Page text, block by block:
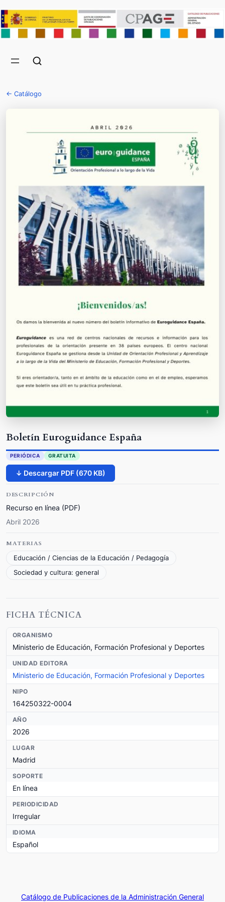
← Catálogo
Boletín Euroguidance España
PERIÓDICA GRATUITA
↓ Descargar PDF (670 KB)
DESCRIPCIÓN
Recurso en línea (PDF)
Abril 2026
MATERIAS
Educación / Ciencias de la Educación / Pedagogía
Sociedad y cultura: general
FICHA TÉCNICA
ORGANISMO
Ministerio de Educación, Formación Profesional y Deportes
UNIDAD EDITORA
Ministerio de Educación, Formación Profesional y Deportes
NIPO
164250322-0004
AÑO
2026
LUGAR
Madrid
SOPORTE
En línea
PERIODICIDAD
Irregular
IDIOMA
Español
Catálogo de Publicaciones de la Administración General